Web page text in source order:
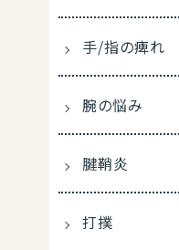
手/指の痺れ
腕の悩み
腱鞘炎
打撲